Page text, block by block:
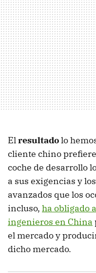
Elresultadolo
cliente chino
coche de desarrollo
a sus exigencias y
avanzados que los
incluso, ha obligado
ingenieros en China
el mercado y
dicho mercado.